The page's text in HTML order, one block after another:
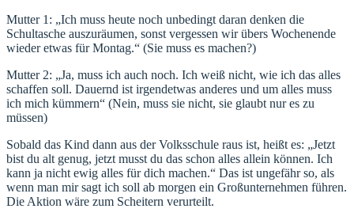
Mutter 1: „Ich muss heute noch unbedingt daran denken die
Schultasche auszuräumen, sonst vergessen wir übers Wochenende
wieder etwas für Montag.“ (Sie muss es machen?)
Mutter 2: „Ja, muss ich auch noch. Ich weiß nicht, wie ich das alles
schaffen soll. Dauernd ist irgendetwas anderes und um alles muss
ich mich kümmern“ (Nein, muss sie nicht, sie glaubt nur es zu
müssen)
Sobald das Kind dann aus der Volksschule raus ist, heißt es: „Jetzt
bist du alt genug, jetzt musst du das schon alles allein können. Ich
kann ja nicht ewig alles für dich machen.“ Das ist ungefähr so, als
wenn man mir sagt ich soll ab morgen ein Großunternehmen führen.
Die Aktion wäre zum Scheitern verurteilt.